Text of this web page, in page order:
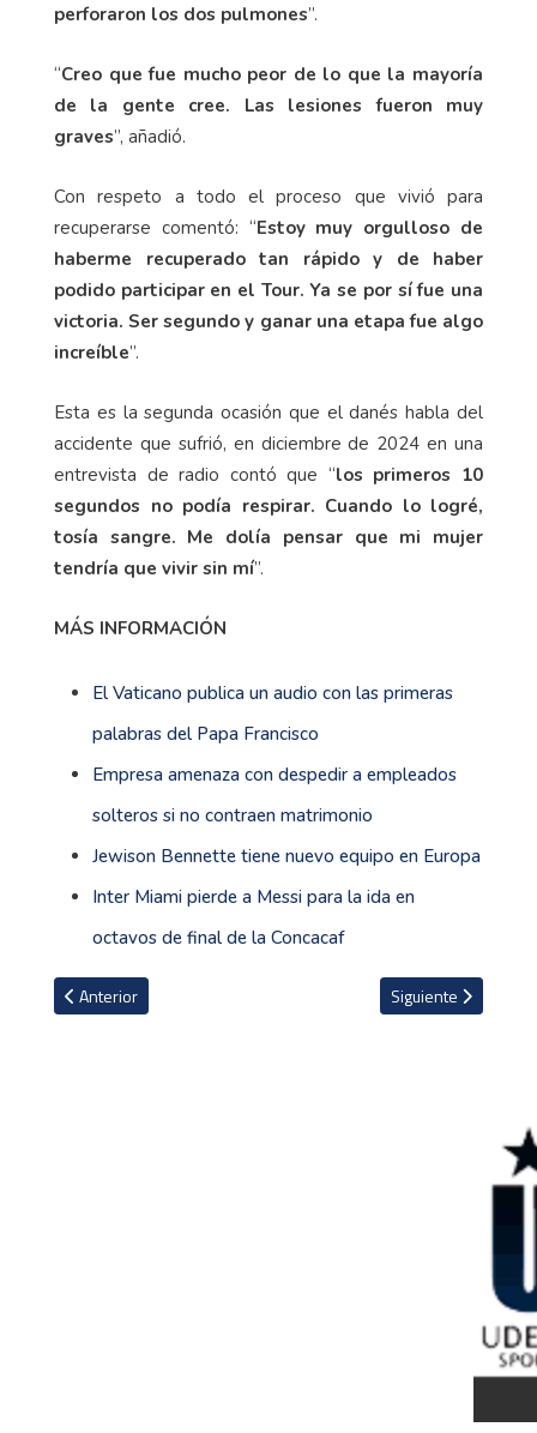
perforaron los dos pulmones”.
“Creo que fue mucho peor de lo que la mayoría
de la gente cree. Las lesiones fueron muy
graves”, añadió.
Con respeto a todo el proceso que vivió para
recuperarse comentó: “Estoy muy orgulloso de
haberme recuperado tan rápido y de haber
podido participar en el Tour. Ya se por sí fue una
victoria. Ser segundo y ganar una etapa fue algo
increíble”.
Esta es la segunda ocasión que el danés habla del
accidente que sufrió, en diciembre de 2024 en una
entrevista de radio contó que “los primeros 10
segundos no podía respirar. Cuando lo logré,
tosía sangre. Me dolía pensar que mi mujer
tendría que vivir sin mí”.
MÁS INFORMACIÓN
El Vaticano publica un audio con las primeras
palabras del Papa Francisco
Empresa amenaza con despedir a empleados
solteros si no contraen matrimonio
Jewison Bennette tiene nuevo equipo en Europa
Inter Miami pierde a Messi para la ida en
octavos de final de la Concacaf
Artículo anterior: Convocatoria de Costa Rica para Campeonato
Anterior Artículo siguiente: EL
Siguiente